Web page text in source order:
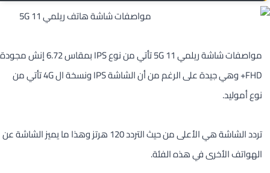
مواصفات شاشة ريلمي 11 5G تأتي من نوع IPS بمقاس 6.72 إنش مجودة
FHD+ وهي جيدة على الرغم من أن الشاشة IPS ونسخة ال 4G تأتي من
نوع أموليد.
تردد الشاشة هي الأعلى من حيث التردد 120 هرتز وهذا ما يميز الشاشة عن
الهواتف الأخرى في هذه الفئة.